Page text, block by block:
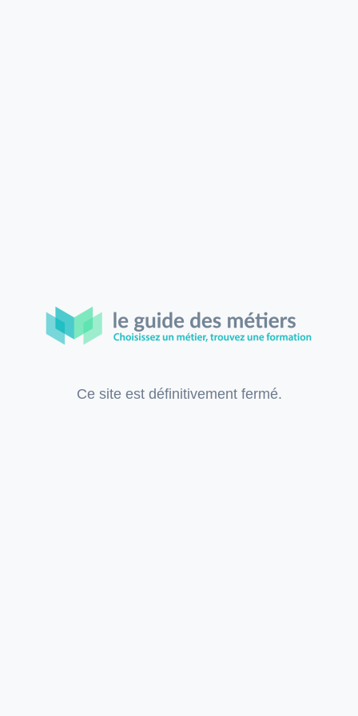
Ce site est définitivement fermé.